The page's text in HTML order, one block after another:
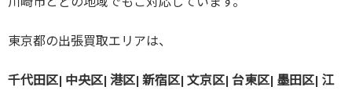
東京都の出張買取エリアは、
千代田区| 中央区| 港区| 新宿区| 文京区| 台東区| 墨田区| 江